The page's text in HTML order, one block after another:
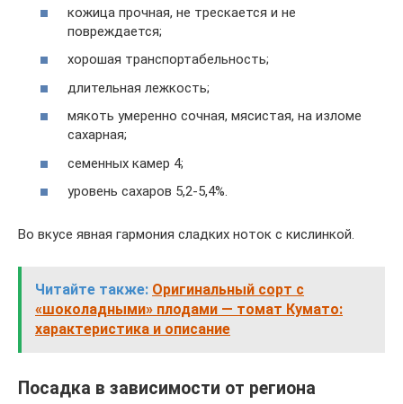
кожица прочная, не трескается и не
повреждается;
хорошая транспортабельность;
длительная лежкость;
мякоть умеренно сочная, мясистая, на изломе
сахарная;
семенных камер 4;
уровень сахаров 5,2-5,4%.
Во вкусе явная гармония сладких ноток с кислинкой.
Читайте также: Оригинальный сорт с
«шоколадными» плодами — томат Кумато:
характеристика и описание
Посадка в зависимости от региона